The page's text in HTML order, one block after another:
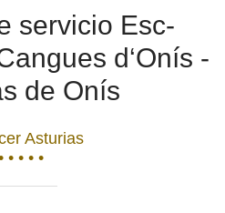
servicio Esc-
d‘Onís -
de Onís
Asturias
• • • •